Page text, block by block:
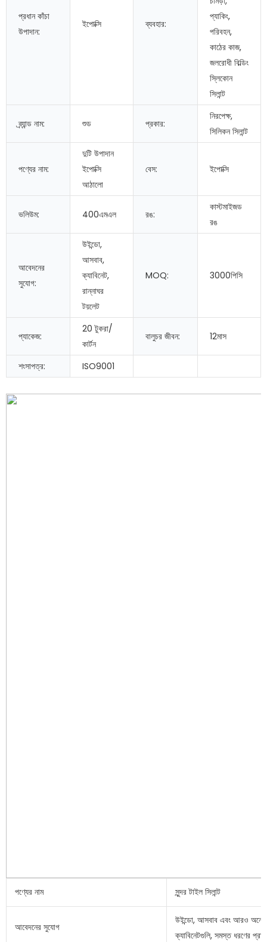
প্রধান কাঁচা
উপাদান:
ইপোক্সি ব্যবহার:
প্যাকিং,
পরিবহন,
কাঠের কাজ,
জলরোধী বিল্ডিং
স্লিকোন
সিলান্ট
ব্র্যান্ড নাম: শুড প্রকার:
নিরপেক্ষ,
সিলিকন সিলান্ট
পণ্যের নাম:
দুটি উপাদান
ইপোক্সি
আঠালো
বেস: ইপোক্সি
ভলিউম: 400এমএল রঙ:
কাস্টমাইজড
রঙ
আবেদনের
সুযোগ:
উইন্ডো,
আসবাব,
ক্যাবিনেট,
রান্নাঘর
টয়লেট
MOQ: 3000পিসি
প্যাকেজ:
20 টুকরা/
কার্টন
বালুচর জীবন: 12মাস
শংসাপত্র: ISO9001
পণ্যের নাম সুন্দর টাইল সিলান্ট
আবেদনের সুযোগ
উইন্ডো, আসবাব এবং আরও অনেক
ক্যাবিনেটগুলি, সমস্ত ধরণের